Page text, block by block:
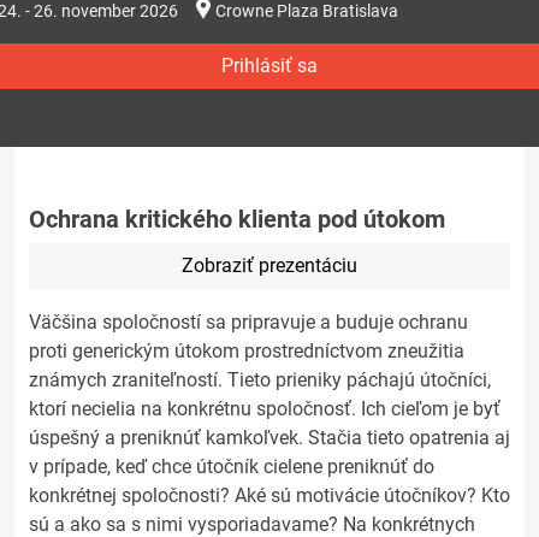
- 26. november 2026 Crowne Plaza Bratislava
Prihlásiť sa
Ochrana kritického klienta pod útokom
Zobraziť prezentáciu
Väčšina spoločností sa pripravuje a buduje ochranu
proti generickým útokom prostredníctvom zneužitia
známych zraniteľností. Tieto prieniky páchajú útočníci,
ktorí necielia na konkrétnu spoločnosť. Ich cieľom je byť
úspešný a preniknúť kamkoľvek. Stačia tieto opatrenia aj
v prípade, keď chce útočník cielene preniknúť do
konkrétnej spoločnosti? Aké sú motivácie útočníkov? Kto
sú a ako sa s nimi vysporiadavame? Na konkrétnych